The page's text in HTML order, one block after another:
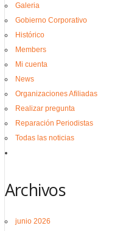
Galeria
Gobierno Corporativo
Histórico
Members
Mi cuenta
News
Organizaciones Afiliadas
Realizar pregunta
Reparación Periodistas
Todas las noticias
Archivos
junio 2026